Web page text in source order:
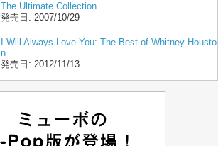
The Ultimate Collection
発売日: 2007/10/29
I Will Always Love You: The Best of Whitney Housto
n
発売日: 2012/11/13